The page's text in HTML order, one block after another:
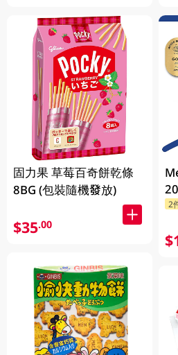
固力果 草莓百奇餅乾條
8BG (包裝隨機發放)
$35.00
2